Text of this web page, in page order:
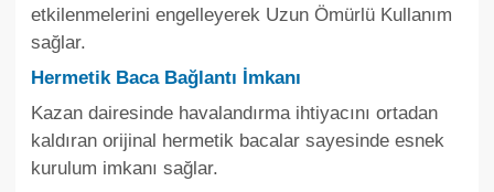
etkilenmelerini engelleyerek Uzun Ömürlü Kullanım
sağlar.
Hermetik Baca Bağlantı İmkanı
Kazan dairesinde havalandırma ihtiyacını ortadan
kaldıran orijinal hermetik bacalar sayesinde esnek
kurulum imkanı sağlar.